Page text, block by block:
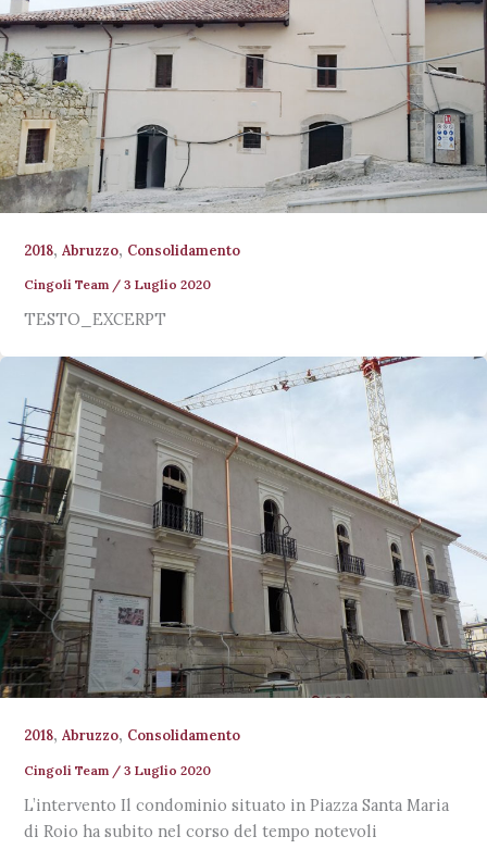
2018, Abruzzo, Consolidamento
Cingoli Team / 3 Luglio 2020
TESTO_EXCERPT
2018, Abruzzo, Consolidamento
Cingoli Team / 3 Luglio 2020
L’intervento Il condominio situato in Piazza Santa Maria
di Roio ha subito nel corso del tempo notevoli